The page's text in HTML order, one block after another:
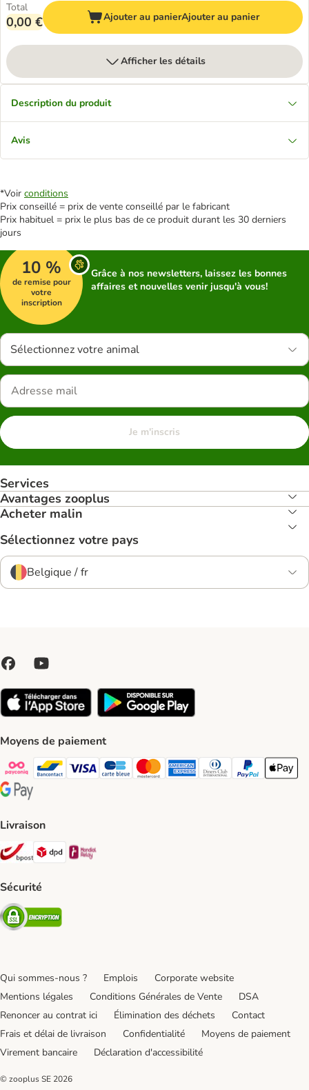
Total
0,00 € Ajouter au panierAjouter au panier
Afficher les détails
Description du produit
Avis
*Voir conditions
Prix conseillé = prix de vente conseillé par le fabricant
Prix habituel = prix le plus bas de ce produit durant les 30 derniers
jours
10 %
de remise pour
votre
inscription
Grâce à nos newsletters, laissez les bonnes
affaires et nouvelles venir jusqu'à vous!
Sélectionnez votre animal
Je m'inscris
Services
Avantages zooplus
Acheter malin
Sélectionnez votre pays
Belgique / fr
Moyens de paiement
Payconiq Payment Method
bancontact Payment Method
Visa Payment Method
carte bleue Payment Method
Master card Payment Method
American express Payment
Diners club Payment
Paypal Payment
Apple
Google Pay Payment Method
Livraison
Bpost Shipping Method
DPD Shipping Method
Sécurité
Security
Qui sommes-nous ? Emplois
Corporate website
Mentions légales
Conditions Générales de Vente
DSA
Renoncer au contrat ici
Élimination des déchets
Contact
Frais et délai de livraison
Confidentialité
Moyens de paiement
Virement bancaire
Déclaration d'accessibilité
© zooplus SE 2026